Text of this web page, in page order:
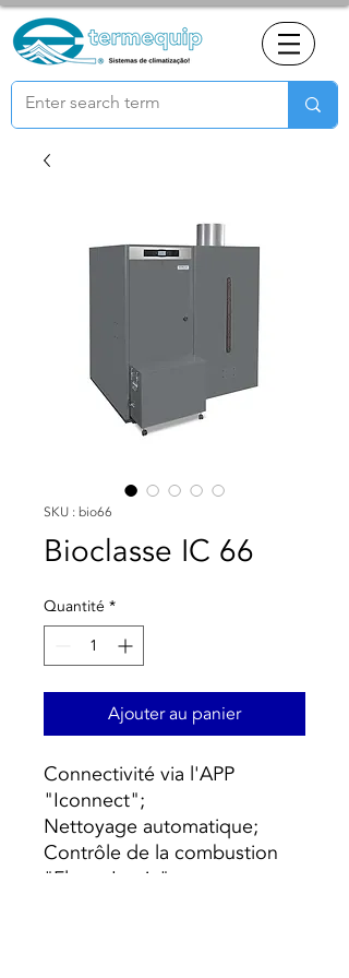
SKU : bio66
Bioclasse IC 66
Quantité *
Ajouter au panier
Connectivité via l'APP
"Iconnect";
Nettoyage automatique;
Contrôle de la combustion
"Flame Logic";